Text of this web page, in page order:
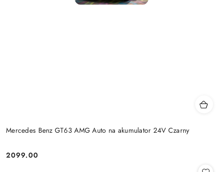
Mercedes Benz GT63 AMG Auto na akumulator 24V Czarny
Cena:
2099.00